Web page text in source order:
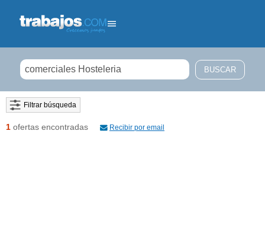
Filtrar búsqueda
1 ofertas encontradas Recibir por email